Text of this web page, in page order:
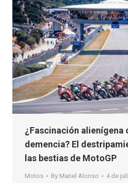
¿Fascinación alienígena
demencia? El
las bestias de MotoGP
Motos By Manel Alonso
4 de